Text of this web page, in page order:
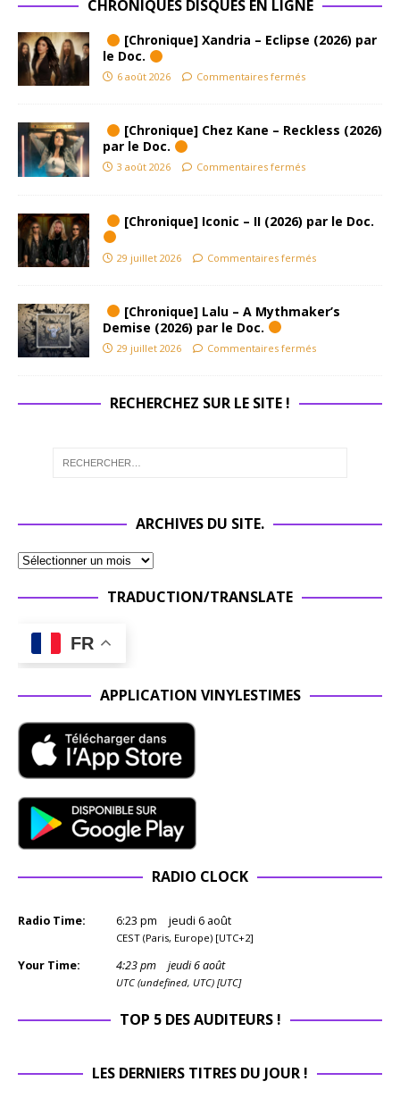
CHRONIQUES DISQUES EN LIGNE
[Chronique] Xandria – Eclipse (2026) par
le Doc.
6 août 2026 Commentaires fermés
[Chronique] Chez Kane – Reckless (2026)
par le Doc.
3 août 2026 Commentaires fermés
[Chronique] Iconic – II (2026) par le Doc.
29 juillet 2026 Commentaires fermés
[Chronique] Lalu – A Mythmaker’s
Demise (2026) par le Doc.
29 juillet 2026 Commentaires fermés
RECHERCHEZ SUR LE SITE !
ARCHIVES DU SITE.
TRADUCTION/TRANSLATE
FR
APPLICATION VINYLESTIMES
RADIO CLOCK
Radio Time: 6:23 pm jeudi 6 août
CEST (Paris, Europe) [UTC+2]
Your Time: 4:23pm jeudi 6 août
UTC (undefined, UTC) [UTC]
TOP 5 DES AUDITEURS !
LES DERNIERS TITRES DU JOUR !